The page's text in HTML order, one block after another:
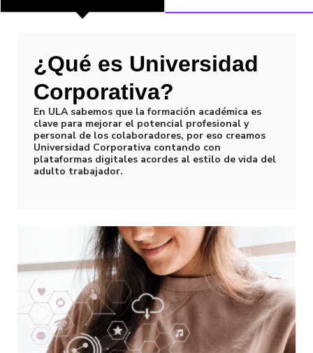
¿Qué es Universidad
Corporativa?
En ULA sabemos que la formación académica es
clave para mejorar el potencial profesional y
personal de los colaboradores, por eso creamos
Universidad Corporativa contando con
plataformas digitales acordes al estilo de vida del
adulto trabajador.